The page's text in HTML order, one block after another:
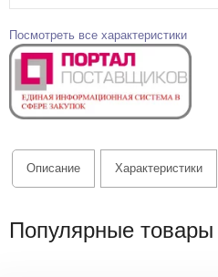
Посмотреть все характеристики
Описание Характеристики
Популярные товары